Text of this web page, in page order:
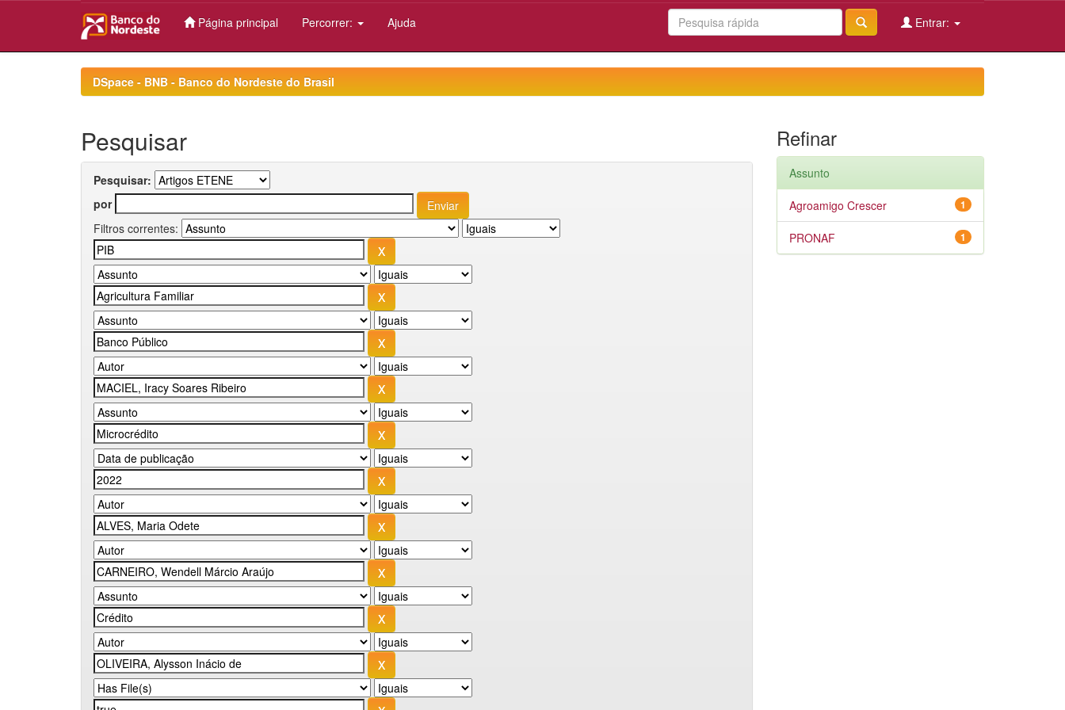
Página principal Percorrer: Ajuda Entrar:
DSpace - BNB - Banco do Nordeste do Brasil
Pesquisar
Pesquisar:
por
Filtros correntes:
Refinar
Assunto
1
Agroamigo Crescer
1
PRONAF